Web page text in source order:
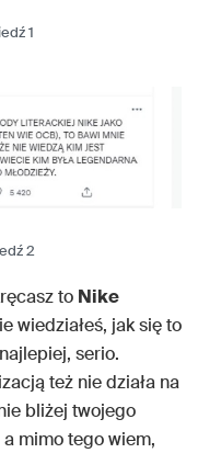
1
2
to Nike
wiedziałeś, jak się to
serio.
też nie działa na
bliżej twojego
a mimo tego wiem,